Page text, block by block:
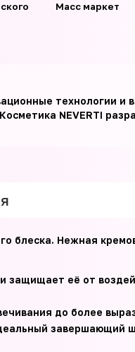
Масс маркет
технологии и
NEVERTI
блеска. Нежная
защищает её от
до более
завершающий